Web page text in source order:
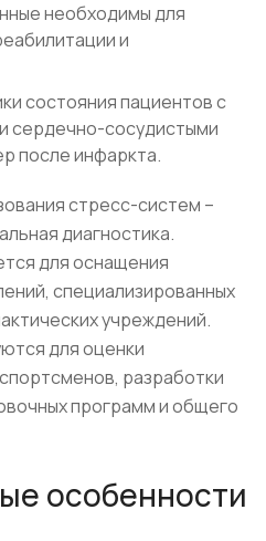
необходимы для
и
состояния пациентов с
сердечно-сосудистыми
после инфаркта.
стресс-систем –
диагностика.
для оснащения
специализированных
учреждений.
для оценки
разработки
программ и общего
особенности